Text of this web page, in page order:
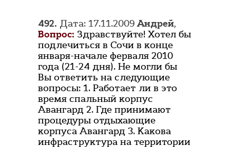
492. Дата: 17.11.2009Андрей,
Вопрос: Здравствуйте! Хотел бы
подлечиться в Сочи в конце
января-начале ферваля 2010
года (21-24 дня). Не могли бы
Вы ответить на следующие
вопросы: 1. Работает ли в это
время спальный корпус
Авангард 2. Где принимают
процедуры отдыхающие
корпуса Авангард 3. Какова
инфраструктура на территории